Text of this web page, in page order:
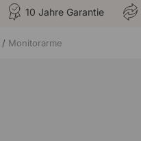
10 Jahre Garantie
Monitorarme